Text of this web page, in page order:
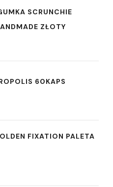
SCRUNCHIE
ZŁOTY
60KAPS
FIXATION PALETA